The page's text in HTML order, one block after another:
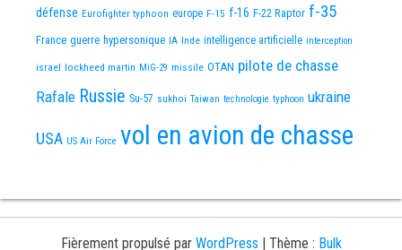
défense Eurofighter typhoon europe F-15 f-16 F-22 Raptor f-35
France guerre hypersonique IA Inde intelligence artificielle interception
israel lockheed martin MiG-29 missile OTAN pilote de chasse
Rafale Russie Su-57 sukhoi Taiwan technologie typhoon ukraine
USA US Air Force vol en avion de chasse
Fièrement propulsé par WordPress Thème : Bulk